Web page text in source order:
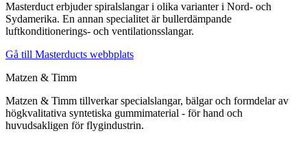
Masterduct erbjuder spiralslangar i olika varianter i Nord- och
Sydamerika. En annan specialitet är bullerdämpande
luftkonditionerings- och ventilationsslangar.
Gå till Masterducts webbplats
Matzen & Timm
Matzen & Timm tillverkar specialslangar, bälgar och formdelar av
högkvalitativa syntetiska gummimaterial - för hand och
huvudsakligen för flygindustrin.